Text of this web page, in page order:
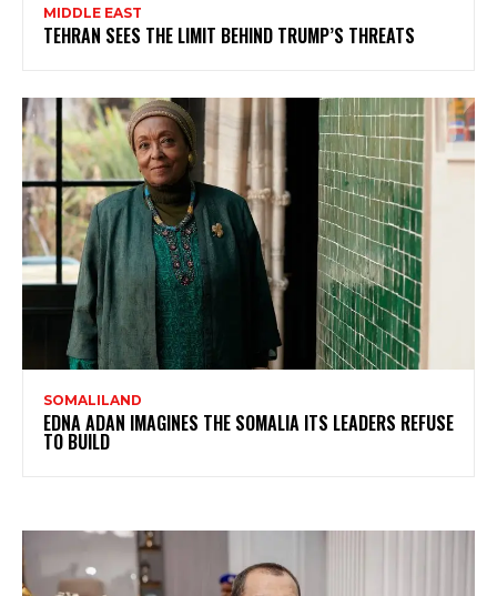
MIDDLE EAST
TEHRAN SEES THE LIMIT BEHIND TRUMP’S THREATS
SOMALILAND
EDNA ADAN IMAGINES THE SOMALIA ITS LEADERS REFUSE
TO BUILD